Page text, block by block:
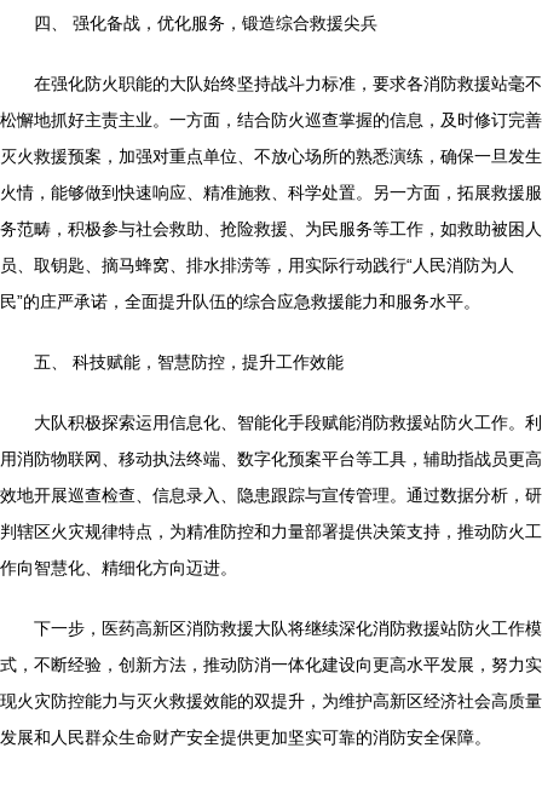
四、 强化备战，优化服务，锻造综合救援尖兵
在强化防火职能的大队始终坚持战斗力标准，要求各消防救援站毫不
松懈地抓好主责主业。一方面，结合防火巡查掌握的信息，及时修订完善
灭火救援预案，加强对重点单位、不放心场所的熟悉演练，确保一旦发生
火情，能够做到快速响应、精准施救、科学处置。另一方面，拓展救援服
务范畴，积极参与社会救助、抢险救援、为民服务等工作，如救助被困人
员、取钥匙、摘马蜂窝、排水排涝等，用实际行动践行“人民消防为人
民”的庄严承诺，全面提升队伍的综合应急救援能力和服务水平。
五、 科技赋能，智慧防控，提升工作效能
大队积极探索运用信息化、智能化手段赋能消防救援站防火工作。利
用消防物联网、移动执法终端、数字化预案平台等工具，辅助指战员更高
效地开展巡查检查、信息录入、隐患跟踪与宣传管理。通过数据分析，研
判辖区火灾规律特点，为精准防控和力量部署提供决策支持，推动防火工
作向智慧化、精细化方向迈进。
下一步，医药高新区消防救援大队将继续深化消防救援站防火工作模
式，不断经验，创新方法，推动防消一体化建设向更高水平发展，努力实
现火灾防控能力与灭火救援效能的双提升，为维护高新区经济社会高质量
发展和人民群众生命财产安全提供更加坚实可靠的消防安全保障。